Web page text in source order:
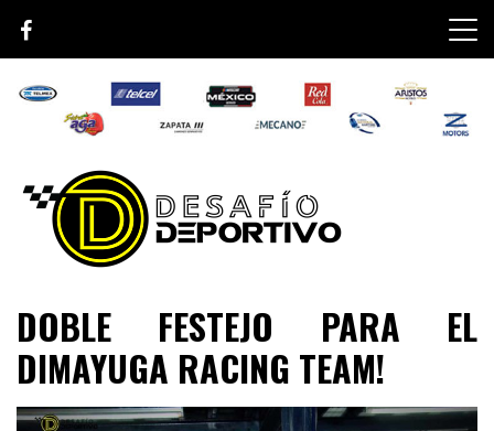
content
Desafío Deportivo
DOBLE FESTEJO PARA EL
DIMAYUGA RACING TEAM!